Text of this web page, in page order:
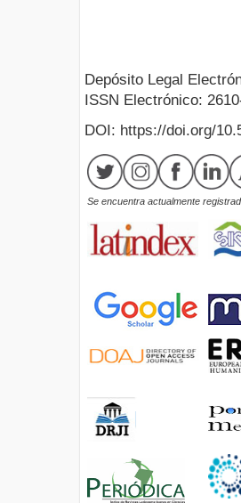
Depósito Legal
ISSN Electrónico:
DOI: https://doi.org/
Se encuentra actualmente